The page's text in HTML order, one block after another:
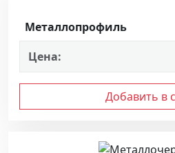
Металлопрофиль
Цена:
Добавить в